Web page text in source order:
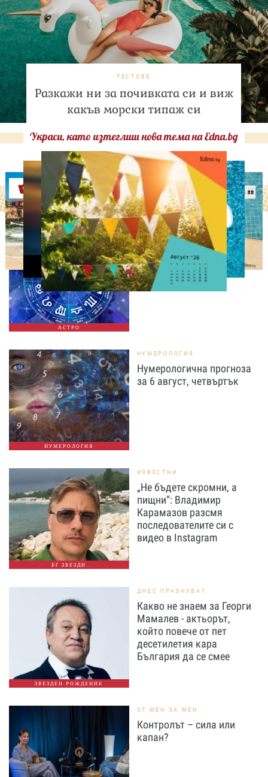
ТЕСТОВЕ
Разкажи ни за почивката си и виж
какъв морски типаж си
Украси, като изтеглиш нова тема на Edna.bg
Оферти
АСТРО
АСТРОЛОГИЯ
Дневен хороскоп за 6
август, четвъртък
НУМЕРОЛОГИЯ
НУМЕРОЛОГИЯ
Нумерологична прогноза
за 6 август, четвъртък
БГ ЗВЕЗДИ
ИЗВЕСТНИ
„Не бъдете скромни, а
пищни“: Владимир
Карамазов разсмя
последователите си с
видео в Instagram
ЗВЕЗДЕН РОЖДЕНИК
ДНЕС ПРАЗНУВАТ
Какво не знаем за Георги
Мамалев - актьорът,
който повече от пет
десетилетия кара
България да се смее
ОТ МЕН ЗА МЕН
Контролът – сила или
капан?